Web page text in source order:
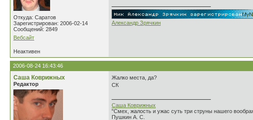
Откуда: Саратов
Зарегистрирован: 2006-02-14
Сообщений: 2849
Вебсайт
Александр Зрячкин
Неактивен
2006-08-24 16:43:46
Саша Коврижных
Редактор
Жалко места, да?
СК
Саша Коврижных
"Смех, жалость и ужас суть три струны нашего
Пушкин А. С.